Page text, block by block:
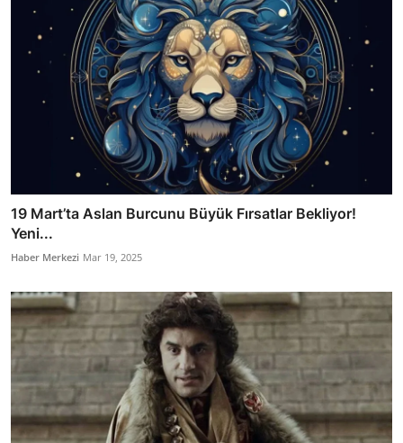
19 Mart’ta Aslan Burcunu Büyük Fırsatlar Bekliyor!
Yeni...
Haber Merkezi Mar 19, 2025